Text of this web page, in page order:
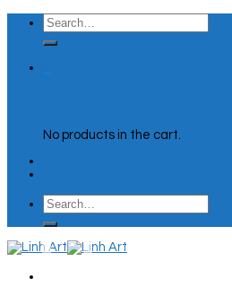
Skip
content
Search
for:
No products in the cart.
Search
for: